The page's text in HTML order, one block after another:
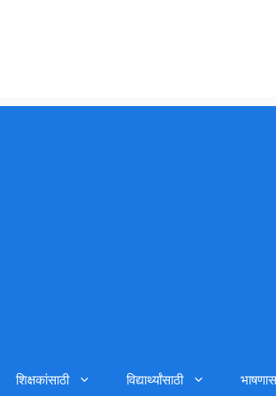
शिक्षकांसाठी विद्यार्थ्यांसाठी